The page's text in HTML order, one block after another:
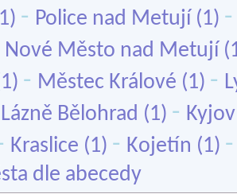
- Police nad Metují (1)
Nové Město nad Metují
- Městec Králové (1) -
Lázně Bělohrad (1) - Kyjov
Kraslice (1) - Kojetín (1)
dle abecedy